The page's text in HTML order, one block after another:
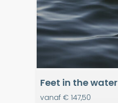
Feet in the water
vanaf € 147,50